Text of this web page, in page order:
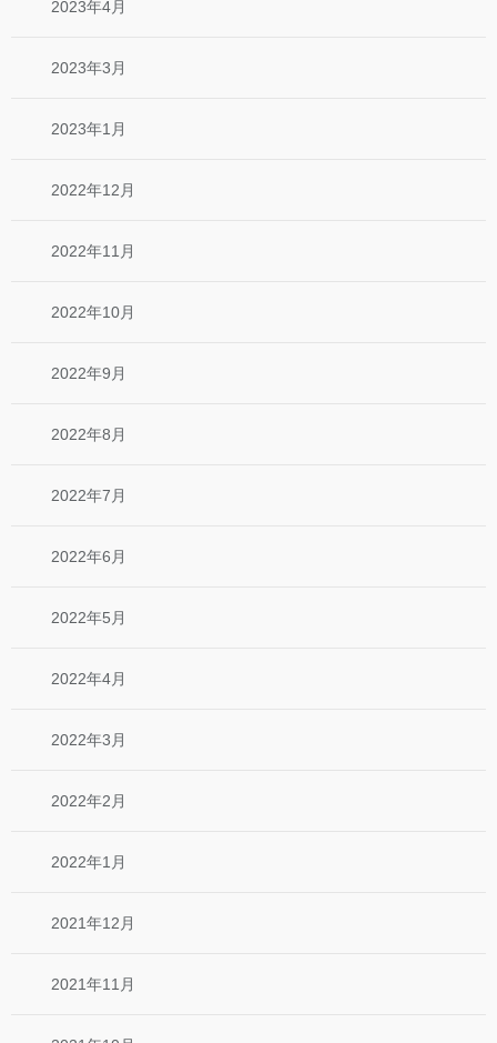
2023年4月
2023年3月
2023年1月
2022年12月
2022年11月
2022年10月
2022年9月
2022年8月
2022年7月
2022年6月
2022年5月
2022年4月
2022年3月
2022年2月
2022年1月
2021年12月
2021年11月